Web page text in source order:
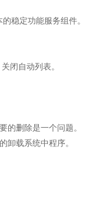
稳定功能服务组件。
闭自动列表。
的删除是一个问题。
卸载系统中程序。